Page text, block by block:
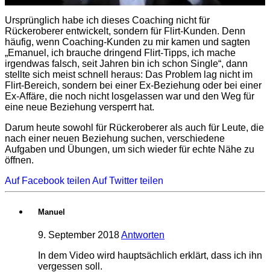
Ursprünglich habe ich dieses Coaching nicht für
Rückeroberer entwickelt, sondern für Flirt-Kunden. Denn
häufig, wenn Coaching-Kunden zu mir kamen und sagten
„Emanuel, ich brauche dringend Flirt-Tipps, ich mache
irgendwas falsch, seit Jahren bin ich schon Single“, dann
stellte sich meist schnell heraus: Das Problem lag nicht im
Flirt-Bereich, sondern bei einer Ex-Beziehung oder bei einer
Ex-Affäre, die noch nicht losgelassen war und den Weg für
eine neue Beziehung versperrt hat.
Darum heute sowohl für Rückeroberer als auch für Leute, die
nach einer neuen Beziehung suchen, verschiedene
Aufgaben und Übungen, um sich wieder für echte Nähe zu
öffnen.
Auf Facebook teilen Auf Twitter teilen
Manuel
9. September 2018Antworten
In dem Video wird hauptsächlich erklärt, dass ich ihn
vergessen soll.